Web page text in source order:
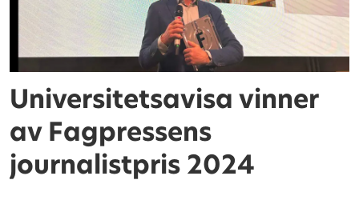
Universitetsavisa vinner
av Fagpressens
journalistpris 2024